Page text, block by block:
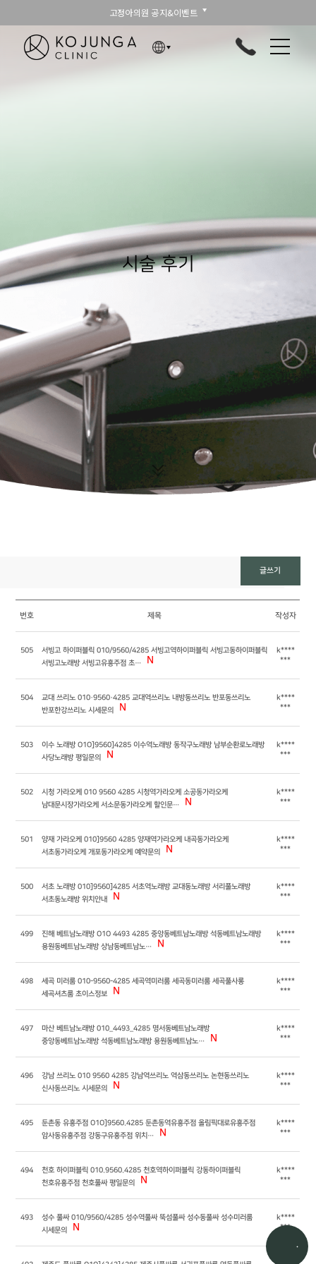
고정아의원 공지&이벤트
시술 후기
글쓰기
번호 제목 작성자
505 서빙고 하이퍼블릭 010/9560/4285 서빙고역하이퍼블릭 서빙고동하이퍼블릭
서빙고노래방 서빙고유흥주점 초… N
k****
***
504 교대 쓰리노 010·9560·4285 교대역쓰리노 내방동쓰리노 반포동쓰리노
반포한강쓰리노 시세문의 N
k****
***
503 이수 노래방 O1O]9560]4285 이수역노래방 동작구노래방 남부순환로노래방
사당노래방 평일문의 N
k****
***
502 시청 가라오케 010 9560 4285 시청역가라오케 소공동가라오케
남대문시장가라오케 서소문동가라오케 할인문… N
k****
***
501 양재 가라오케 010]9560 4285 양재역가라오케 내곡동가라오케
서초동가라오케 개포동가라오케 예약문의 N
k****
***
500 서초 노래방 010]9560]4285 서초역노래방 교대동노래방 서리풀노래방
서초동노래방 위치안내 N
k****
***
499 진해 베트남노래방 O1O 4493 4285 중앙동베트남노래방 석동베트남노래방
용원동베트남노래방 상남동베트남노… N
k****
***
498 세곡 미러룸 010-9560-4285 세곡역미러룸 세곡동미러룸 세곡풀사롱
세곡셔츠룸 초이스정보 N
k****
***
497 마산 베트남노래방 010_4493_4285 명서동베트남노래방
중앙동베트남노래방 석동베트남노래방 용원동베트남노… N
k****
***
496 강남 쓰리노 010 9560 4285 강남역쓰리노 역삼동쓰리노 논현동쓰리노
신사동쓰리노 시세문의 N
k****
***
495 둔촌동 유흥주점 O1O]9560.4285 둔촌동역유흥주점 올림픽대로유흥주점
암사동유흥주점 강동구유흥주점 위치… N
k****
***
494 천호 하이퍼블릭 010.9560.4285 천호역하이퍼블릭 강동하이퍼블릭
천호유흥주점 천호풀싸 평일문의 N
k****
***
493 성수 풀싸 010/9560/4285 성수역풀싸 뚝섬풀싸 성수동풀싸 성수미러룸
시세문의 N
k****
***